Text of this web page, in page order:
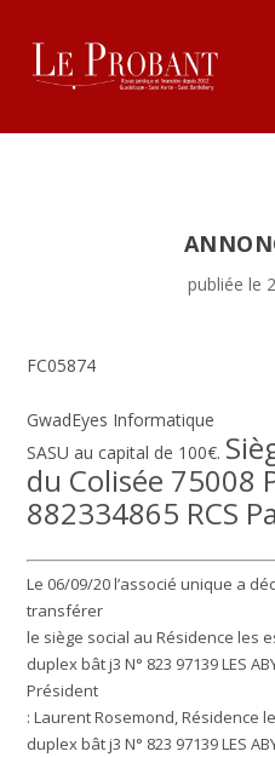
publiée le
FC05874
GwadEyes Informatique
SASU au capital de 100€.
du Colisée 75008
882334865 RCS
Le 06/09/20 l’associé unique a
transférer
le siège social au Résidence les
duplex bât j3 N° 823 97139 LES
Président
: Laurent Rosemond, Résidence
duplex bât j3 N° 823 97139 LES